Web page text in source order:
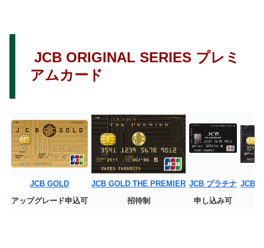
JCB ORIGINAL SERIES プレミ
アムカード
JCB GOLD JCB GOLD THE PREMIER JCB プラチナ JCB
アップグレード申込可
招待制 申し込み可